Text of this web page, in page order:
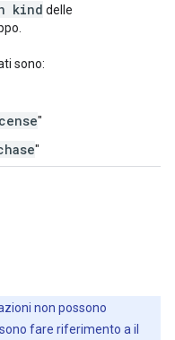
kind delle
sono:
"
"
non possono
fare riferimento a il